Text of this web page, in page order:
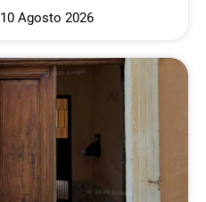
10 Agosto 2026